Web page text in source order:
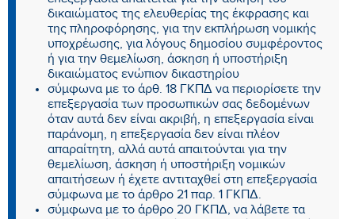
δικαιώματος της ελευθερίας της έκφρασης και
της πληροφόρησης, για την εκπλήρωση νομικής
υποχρέωσης, για λόγους δημοσίου συμφέροντος
ή για την θεμελίωση, άσκηση ή υποστήριξη
δικαιώματος ενώπιον δικαστηρίου
σύμφωνα με το άρθ. 18 ΓΚΠΔ να περιορίσετε την
επεξεργασία των προσωπικών σας δεδομένων
όταν αυτά δεν είναι ακριβή, η επεξεργασία είναι
παράνομη, η επεξεργασία δεν είναι πλέον
απαραίτητη, αλλά αυτά απαιτούνται για την
θεμελίωση, άσκηση ή υποστήριξη νομικών
απαιτήσεων ή έχετε αντιταχθεί στη επεξεργασία
σύμφωνα με το άρθρο 21 παρ. 1 ΓΚΠΔ.
σύμφωνα με το άρθρο 20 ΓΚΠΔ, να λάβετε τα